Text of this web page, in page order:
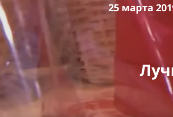
25 марта